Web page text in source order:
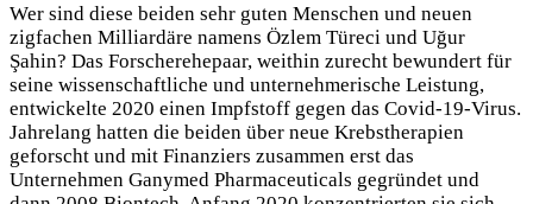
Wer sind diese beiden sehr guten Menschen und neuen
zigfachen Milliardäre namens Özlem Türeci und Uğur
Şahin? Das Forscherehepaar, weithin zurecht bewundert für
seine wissenschaftliche und unternehmerische Leistung,
entwickelte 2020 einen Impfstoff gegen das Covid-19-Virus.
Jahrelang hatten die beiden über neue Krebstherapien
geforscht und mit Finanziers zusammen erst das
Unternehmen Ganymed Pharmaceuticals gegründet und